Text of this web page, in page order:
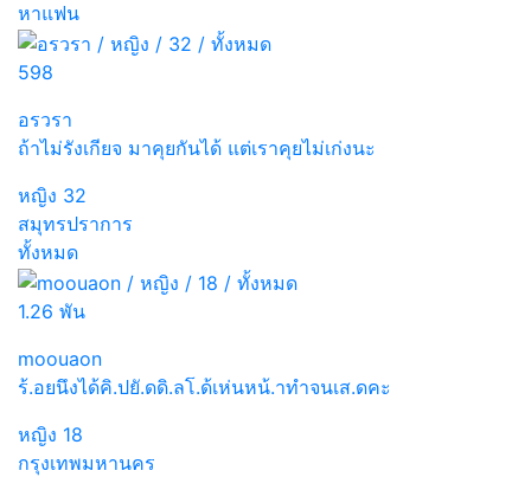
หาแฟน
598
อรวรา
ถ้าไม่รังเกียจ มาคุยกันได้ แต่เราคุยไม่เก่งนะ
หญิง 32
สมุทรปราการ
ทั้งหมด
1.26 พัน
moouaon
ร้.อยนึงได้คิ.ปยั.ดดิ.ลโ.ด้เห่นหน้.าทำจนเส.ดคะ
หญิง 18
กรุงเทพมหานคร